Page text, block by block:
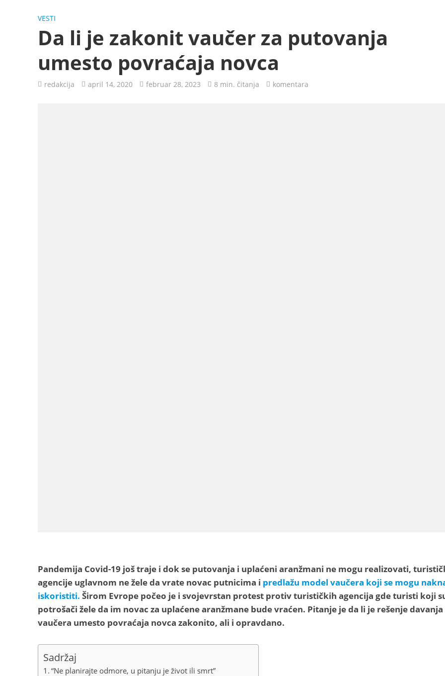
VESTI
Da li je zakonit vaučer za putovanja
umesto povraćaja novca
redakcija april 14, 2020 februar 28, 2023 8 min. čitanja komentara
Pandemija Covid-19 još traje i dok se putovanja i uplaćeni aranžmani ne mogu realizovati,
agencije uglavnom ne žele da vrate novac putnicima i predlažu model vaučera koji se mogu
iskoristiti. Širom Evrope počeo je i svojevrstan protest protiv turističkih agencija gde turisti koji
potrošači žele da im novac za uplaćene aranžmane bude vraćen. Pitanje je da li je rešenje davanja
vaučera umesto povraćaja novca zakonito, ali i opravdano.
Sadržaj
“Ne planirajte odmore, u pitanju je život ili smrt”